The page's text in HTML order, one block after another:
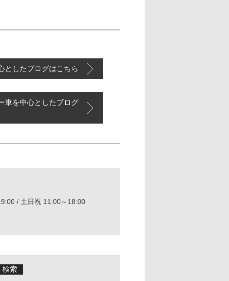
としたブログはこちら
車を中心としたブログ
/ 土日祝 11:00～18:00